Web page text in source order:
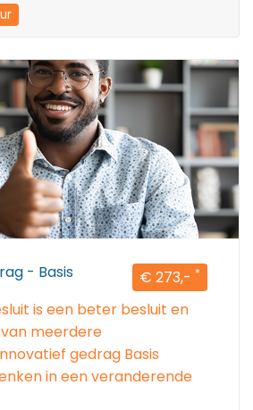
- Basis € 273,- *
is een beter besluit en
meerdere
gedrag Basis
in een veranderende